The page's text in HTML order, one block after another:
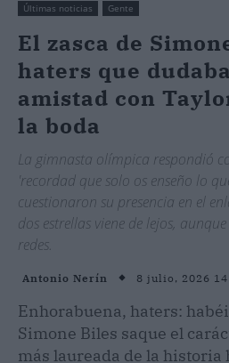
Últimas noticias Gente
El zasca de
haters que
amistad con
la boda
La gimnasta olímpica respondió
'recordad que solo os enseño lo
cuestionaron su presencia en el
dos estrellas viene de lejos,
redes.
Antonio Nerín 8 julio, 2026
Enhorabuena, haters:
Simone Biles saque el
más laureada de la historia